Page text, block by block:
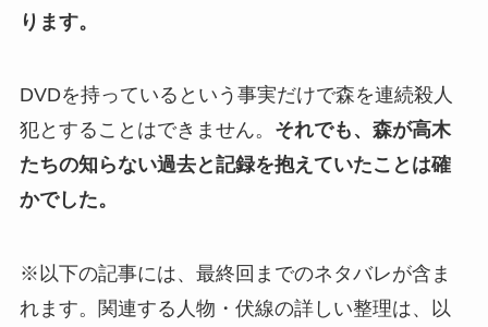
ります。
DVDを持っているという事実だけで森を連続殺人
犯とすることはできません。 それでも、森が高木
たちの知らない過去と記録を抱えていたことは確
かでした。
※以下の記事には、最終回までのネタバレが含ま
れます。関連する人物・伏線の詳しい整理は、以